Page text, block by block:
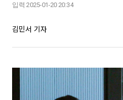
입력 2025-01-20 20:34
김민서 기자